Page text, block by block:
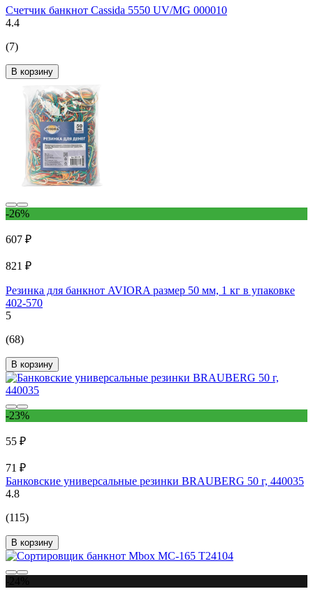
Счетчик банкнот Cassida 5550 UV/MG 000010
4.4
(7)
В корзину
-26%
607 ₽
821 ₽
Резинка для банкнот AVIORA размер 50 мм, 1 кг в упаковке
402-570
5
(68)
В корзину
-23%
55 ₽
71 ₽
Банковские универсальные резинки BRAUBERG 50 г, 440035
4.8
(115)
В корзину